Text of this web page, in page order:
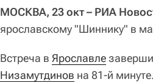
МОСКВА, 23 окт – РИА
ярославскому "Шиннику" в
Встреча в Ярославле
Низамутдинов на 81-й минуте.